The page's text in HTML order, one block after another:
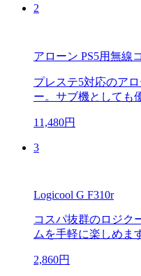
2
アローン PS5用無線
プレステ5対応のア
ー。サブ機としても
11,480円
3
Logicool G F310r
コスパ抜群のロジク
ムを手軽に楽しめま
2,860円